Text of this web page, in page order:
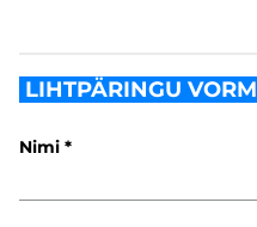
LIHTPÄRINGU VORM
Nimi